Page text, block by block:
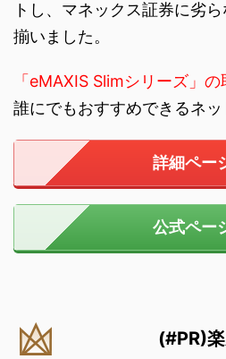
トし、マネックス証券に劣
揃いました。
「eMAXIS Slimシリーズ」
誰にでもおすすめできるネッ
詳細ペー
公式ペー
(#PR)